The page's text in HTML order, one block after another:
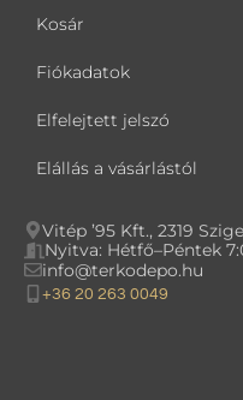
Kosár
Fiókadatok
Elfelejtett jelszó
Elállás a vásárlástól
Vitép ’95 Kft., 2319
Nyitva: Hétfő–Péntek
info@terkodepo.hu
+36 20 263 0049